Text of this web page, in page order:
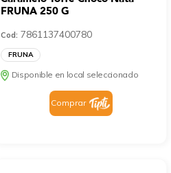
FRUNA 250 G
Cod: 7861137400780
FRUNA
Disponible en local seleccionado
Comprar